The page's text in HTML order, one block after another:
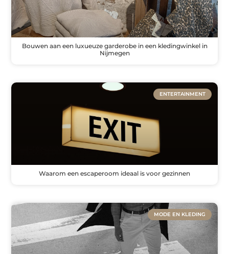
Bouwen aan een luxueuze garderobe in een kledingwinkel in
Nijmegen
ENTERTAINMENT
Waarom een escaperoom ideaal is voor gezinnen
MODE EN KLEDING